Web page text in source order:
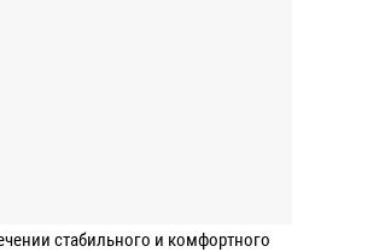
стабильного и комфортного